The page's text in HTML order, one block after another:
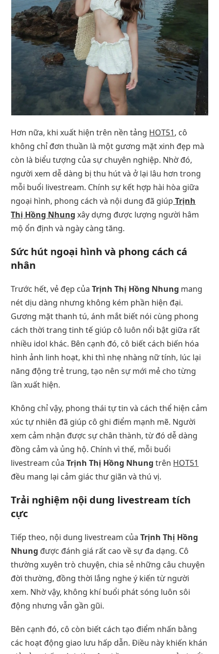
Hơn nữa, khi xuất hiện trên nền tảng HOT51, cô
không chỉ đơn thuần là một gương mặt xinh đẹp mà
còn là biểu tượng của sự chuyên nghiệp. Nhờ đó,
người xem dễ dàng bị thu hút và ở lại lâu hơn trong
mỗi buổi livestream. Chính sự kết hợp hài hòa giữa
ngoại hình, phong cách và nội dung đã giúp Trịnh
Thị Hồng Nhung xây dựng được lượng người hâm
mộ ổn định và ngày càng tăng.
Sức hút ngoại hình và phong cách cá
nhân
Trước hết, vẻ đẹp củaTrịnh Thị Hồng Nhung mang
nét dịu dàng nhưng không kém phần hiện đại.
Gương mặt thanh tú, ánh mắt biết nói cùng phong
cách thời trang tinh tế giúp cô luôn nổi bật giữa rất
nhiều idol khác. Bên cạnh đó, cô biết cách biến hóa
hình ảnh linh hoạt, khi thì nhẹ nhàng nữ tính, lúc lại
năng động trẻ trung, tạo nên sự mới mẻ cho từng
lần xuất hiện.
Không chỉ vậy, phong thái tự tin và cách thể hiện cảm
xúc tự nhiên đã giúp cô ghi điểm mạnh mẽ. Người
xem cảm nhận được sự chân thành, từ đó dễ dàng
đồng cảm và ủng hộ. Chính vì thế, mỗi buổi
livestream củaTrịnh Thị Hồng Nhung trên HOT51
đều mang lại cảm giác thư giãn và thú vị.
Trải nghiệm nội dung livestream tích
cực
Tiếp theo, nội dung livestream củaTrịnh Thị Hồng
Nhung được đánh giá rất cao về sự đa dạng. Cô
thường xuyên trò chuyện, chia sẻ những câu chuyện
đời thường, đồng thời lắng nghe ý kiến từ người
xem. Nhờ vậy, không khí buổi phát sóng luôn sôi
động nhưng vẫn gần gũi.
Bên cạnh đó, cô còn biết cách tạo điểm nhấn bằng
các hoạt động giao lưu hấp dẫn. Điều này khiến khán